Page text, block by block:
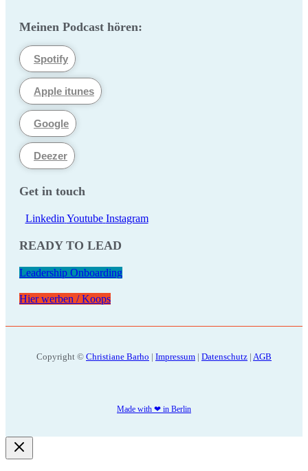
Meinen Podcast hören:
Spotify
Apple itunes
Google
Deezer
Get in touch
Linkedin Youtube Instagram
READY TO LEAD
Leadership Onboarding
Hier werben / Koops
Copyright © Christiane Barho | Impressum | Datenschutz | AGB
Made with ❤ in Berlin